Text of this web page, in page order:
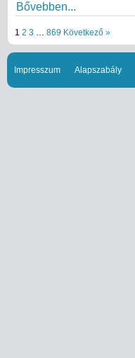
Bővebben...
1 2 3 869 Következő »
Impresszum Alapszabály